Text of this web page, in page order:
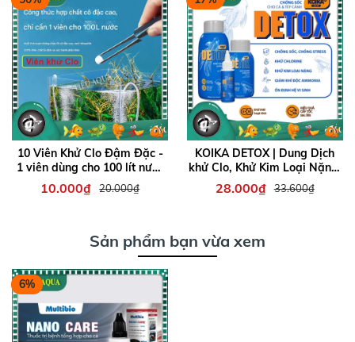
10 Viên Khử Clo Đậm Đặc -
1 viên dùng cho 100 lít nước
- Khử clo, ổn định nước
10.000₫ 20.000₫
KOIKA DETOX | Dung Dịch
khử Clo, Khử Kim Loại Nặng,
Giảm Stress, Chống Sốc
Chuyên Cho Cá Tép cảnh
28.000₫ 33.600₫
Sản phẩm bạn vừa xem
6%